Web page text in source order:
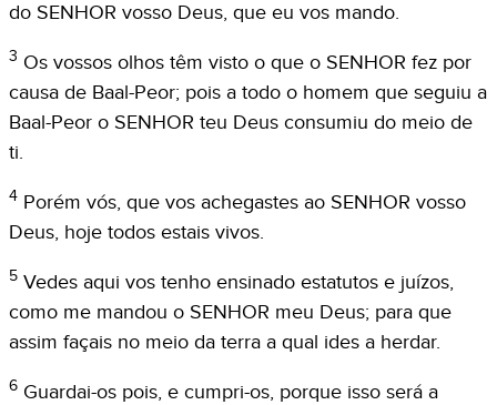
do SENHOR vosso Deus, que eu vos mando.
3 Os vossos olhos têm visto o que o SENHOR fez por
causa de Baal-Peor; pois a todo o homem que seguiu a
Baal-Peor o SENHOR teu Deus consumiu do meio de
ti.
4 Porém vós, que vos achegastes ao SENHOR vosso
Deus, hoje todos estais vivos.
5 Vedes aqui vos tenho ensinado estatutos e juízos,
como me mandou o SENHOR meu Deus; para que
assim façais no meio da terra a qual ides a herdar.
6 Guardai-os pois, e cumpri-os, porque isso será a